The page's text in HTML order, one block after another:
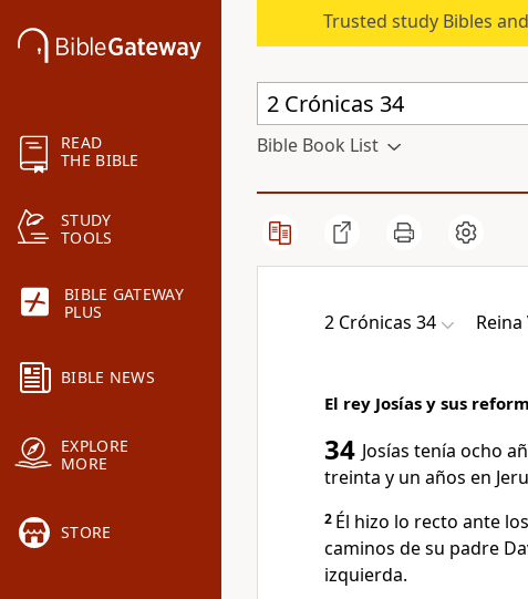
READ
THE BIBLE
STUDY
TOOLS
BIBLE GATEWAY
PLUS
BIBLE NEWS
EXPLORE
MORE
STORE
Trusted study Bibles
Bible Book List
2 Crónicas 34
El rey Josías y sus
34 Josías tenía ocho
treinta y un años en
2 Él hizo lo recto ante
caminos de su padre
izquierda.